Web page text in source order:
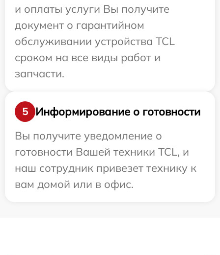
и оплаты услуги Вы получите
документ о гарантийном
обслуживании устройства TCL
сроком на все виды работ и
запчасти.
5
Информирование о готовности
Вы получите уведомление о
готовности Вашей техники TCL, и
наш сотрудник привезет технику к
вам домой или в офис.